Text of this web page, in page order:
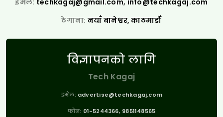
इमेल: techkagaj@gmail.com, info@techkagaj.com
ठेगाना: नयाँ बानेश्वर, काठमाडौँ
विज्ञापनको लागि
Tech Kagaj
इमेल: advertise@techkagaj.com
फोन: 01-5244366, 9851148565